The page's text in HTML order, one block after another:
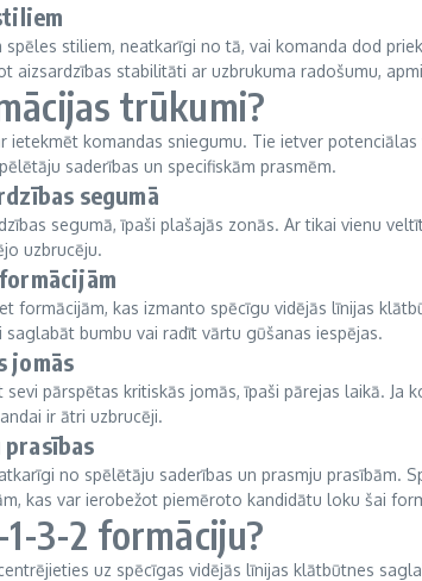
spēles stiliem, neatkarīgi no tā, vai komanda dod
aizsardzības stabilitāti ar uzbrukuma radošumu,
trūkumi?
ietekmēt komandas sniegumu. Tie ietver
saderības un specifiskām prasmēm.
segumā
segumā, īpaši plašajās zonās. Ar tikai vienu
uzbrucēju.
formācijām, kas izmanto spēcīgu vidējās līnijas
bumbu vai radīt vārtu gūšanas iespējas.
jomās
sevi pārspētas kritiskās jomās, īpaši pārejas laikā.
ir ātri uzbrucēji.
no spēlētāju saderības un prasmju
kas var ierobežot piemēroto kandidātu loku šai
3-2 formāciju?
uz spēcīgas vidējās līnijas klātbūtnes